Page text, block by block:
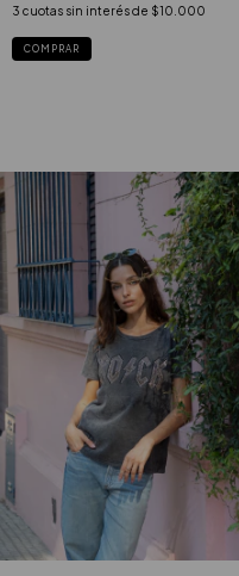
3 cuotas sin interés de $10.000
COMPRAR